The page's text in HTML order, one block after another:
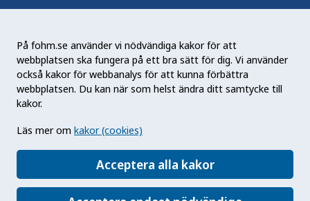
På fohm.se använder vi nödvändiga kakor för att
webbplatsen ska fungera på ett bra sätt för dig. Vi använder
också kakor för webbanalys för att kunna förbättra
webbplatsen. Du kan när som helst ändra ditt samtycke till
kakor.
Läs mer om kakor (cookies)
Acceptera alla kakor
Folkhälsomyndigheten (Fohm) är en nationell
kunskapsmyndighet som arbetar för en bättre
folkhälsa. Det gör myndigheten genom att
främja hälsa, förebygga ohälsa och skydda mot
hälsohot. Vår vision är en folkhälsa som stärker
samhällets utveckling.